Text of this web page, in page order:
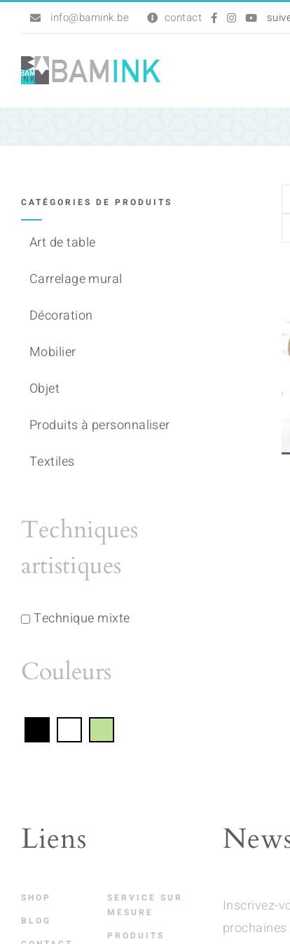
Passer
contenu
info@bamink.be contact
CATÉGORIES DE PRODUITS
Art de table
Carrelage mural
Décoration
Mobilier
Objet
Produits à personnaliser
Textiles
Techniques
artistiques
Technique mixte
Couleurs
Liens
SHOP
BLOG
SERVICE SUR
MESURE
PRODUITS
Inscrivez-